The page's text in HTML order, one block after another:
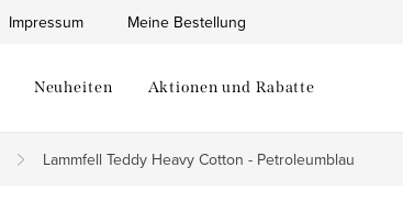
Impressum Meine Bestellung
Neuheiten Aktionen und Rabatte
Lammfell Teddy Heavy Cotton - Petroleumblau